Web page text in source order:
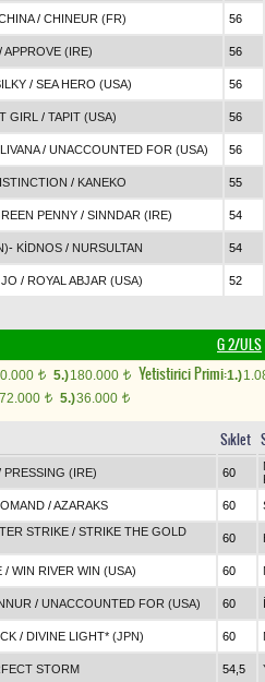
/ CHINEUR (FR) 56
/APPROVE (IRE) 56
/ SEA HERO (USA) 56
GIRL / TAPIT (USA) 56
/ UNACCOUNTED FOR (USA) 56
/ KANEKO 55
PENNY / SINNDAR (IRE) 54
- KİDNOS / NURSULTAN 54
/ ROYAL ABJAR (USA) 52
G 2/ULS
t 5.)180.000 t Yetistirici Primi:1.)
72.000 t 5.)36.000 t
Sıklet
PRESSING (IRE) 60
/AZARAKS 60
STRIKE / STRIKE THE GOLD
60
/ WIN RIVER WIN (USA) 60
/ UNACCOUNTED FOR (USA) 60
/ DIVINE LIGHT* (JPN) 60
STORM 54,5